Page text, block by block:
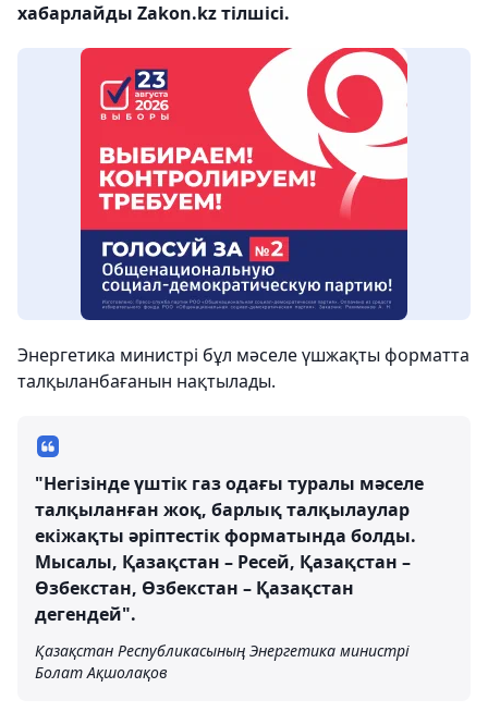
хабарлайды Zakon.kz тілшісі.
Энергетика министрі бұл мәселе үшжақты форматта
талқыланбағанын нақтылады.
"Негізінде үштік газ одағы туралы мәселе
талқыланған жоқ, барлық талқылаулар
екіжақты әріптестік форматында болды.
Мысалы, Қазақстан – Ресей, Қазақстан –
Өзбекстан, Өзбекстан – Қазақстан
дегендей".
Қазақстан Республикасының Энергетика министрі
Болат Ақшолақов